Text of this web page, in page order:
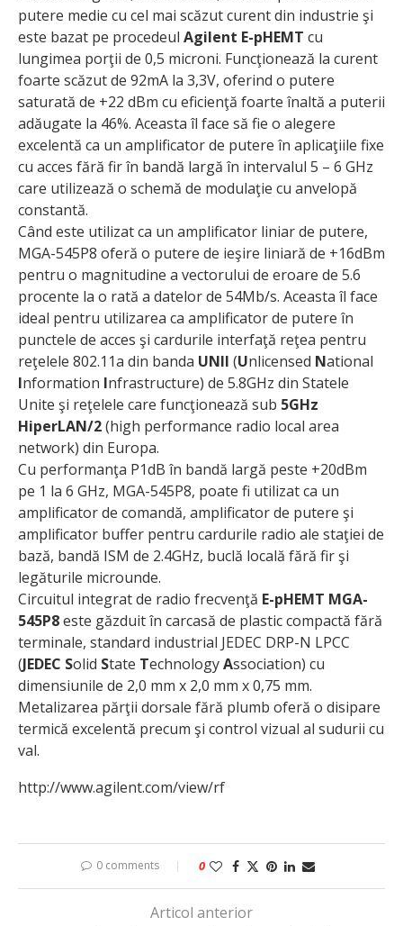
putere medie cu cel mai scăzut curent din industrie şi
este bazat pe procedeul Agilent E-pHEMT cu
lungimea porţii de 0,5 microni. Funcţionează la curent
foarte scăzut de 92mA la 3,3V, oferind o putere
saturată de +22 dBm cu eficienţă foarte înaltă a puterii
adăugate la 46%. Aceasta îl face să fie o alegere
excelentă ca un amplificator de putere în aplicaţiile fixe
cu acces fără fir în bandă largă în intervalul 5 – 6 GHz
care utilizează o schemă de modulaţie cu anvelopă
constantă.
Când este utilizat ca un amplificator liniar de putere,
MGA-545P8 oferă o putere de ieşire liniară de +16dBm
pentru o magnitudine a vectorului de eroare de 5.6
procente la o rată a datelor de 54Mb/s. Aceasta îl face
ideal pentru utilizarea ca amplificator de putere în
punctele de acces şi cardurile interfaţă reţea pentru
reţelele 802.11a din banda UNII (Unlicensed National
Information Infrastructure) de 5.8GHz din Statele
Unite şi reţelele care funcţionează sub 5GHz
HiperLAN/2(high performance radio local area
network) din Europa.
Cu performanţa P1dB în bandă largă peste +20dBm
pe 1 la 6 GHz, MGA-545P8, poate fi utilizat ca un
amplificator de comandă, amplificator de putere şi
amplificator buffer pentru cardurile radio ale staţiei de
bază, bandă ISM de 2.4GHz, buclă locală fără fir şi
legăturile microunde.
Circuitul integrat de radio frecvenţă E-pHEMT MGA-
545P8este găzduit în carcasă de plastic compactă fără
terminale, standard industrial JEDEC DRP-N LPCC
(JEDEC Solid State TechnologyAssociation) cu
dimensiunile de 2,0 mm x 2,0 mm x 0,75 mm.
Metalizarea părţii dorsale fără plumb oferă o disipare
termică excelentă precum şi control vizual al sudurii cu
val.
http://www.agilent.com/view/rf
0 comments 0
Articol anterior